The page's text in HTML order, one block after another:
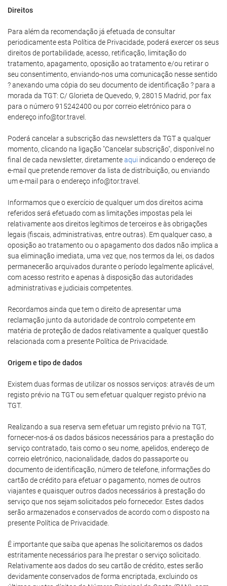
Direitos
Para além da recomendação já efetuada de consultar
periodicamente esta Política de Privacidade, poderá exercer os seus
direitos de portabilidade, acesso, retificação, limitação do
tratamento, apagamento, oposição ao tratamento e/ou retirar o
seu consentimento, enviando-nos uma comunicação nesse sentido
? anexando uma cópia do seu documento de identificação ? para a
morada da TGT: C/ Glorieta de Quevedo, 9, 28015 Madrid, por fax
para o número 915242400 ou por correio eletrónico para o
endereço info@tor.travel.
Poderá cancelar a subscrição das newsletters da TGT a qualquer
momento, clicando na ligação "Cancelar subscrição", disponível no
final de cada newsletter, diretamenteaqui indicando o endereço de
e-mail que pretende remover da lista de distribuição, ou enviando
um e-mail para o endereço info@tor.travel.
Informamos que o exercício de qualquer um dos direitos acima
referidos será efetuado com as limitações impostas pela lei
relativamente aos direitos legítimos de terceiros e às obrigações
legais (fiscais, administrativas, entre outras). Em qualquer caso, a
oposição ao tratamento ou o apagamento dos dados não implica a
sua eliminação imediata, uma vez que, nos termos da lei, os dados
permanecerão arquivados durante o período legalmente aplicável,
com acesso restrito e apenas à disposição das autoridades
administrativas e judiciais competentes.
Recordamos ainda que tem o direito de apresentar uma
reclamação junto da autoridade de controlo competente em
matéria de proteção de dados relativamente a qualquer questão
relacionada com a presente Política de Privacidade.
Origem e tipo de dados
Existem duas formas de utilizar os nossos serviços: através de um
registo prévio na TGT ou sem efetuar qualquer registo prévio na
TGT.
Realizando a sua reserva sem efetuar um registo prévio na TGT,
fornecer-nos-á os dados básicos necessários para a prestação do
serviço contratado, tais como o seu nome, apelidos, endereço de
correio eletrónico, nacionalidade, dados do passaporte ou
documento de identificação, número de telefone, informações do
cartão de crédito para efetuar o pagamento, nomes de outros
viajantes e quaisquer outros dados necessários à prestação do
serviço que nos sejam solicitados pelo fornecedor. Estes dados
serão armazenados e conservados de acordo com o disposto na
presente Política de Privacidade.
É importante que saiba que apenas lhe solicitaremos os dados
estritamente necessários para lhe prestar o serviço solicitado.
Relativamente aos dados do seu cartão de crédito, estes serão
devidamente conservados de forma encriptada, excluindo os